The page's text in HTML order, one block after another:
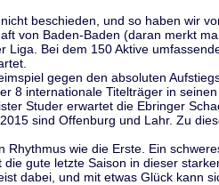
beschieden, und so haben wir
von Baden-Baden (daran merkt
Liga. Bei dem 150 Aktive
gegen den absoluten
8 internationale Titelträger in
Studer erwartet die Ebringer
sind Offenburg und Lahr. Zu
Rhythmus wie die Erste. Ein
gute letzte Saison in dieser
dabei, und mit etwas Glück kann